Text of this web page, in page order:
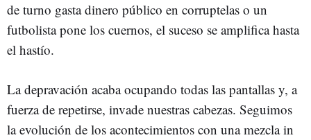
de turno gasta dinero público en corruptelas o un
futbolista pone los cuernos, el suceso se amplifica hasta
el hastío.
La depravación acaba ocupando todas las pantallas y, a
fuerza de repetirse, invade nuestras cabezas. Seguimos
la evolución de los acontecimientos con una mezcla in